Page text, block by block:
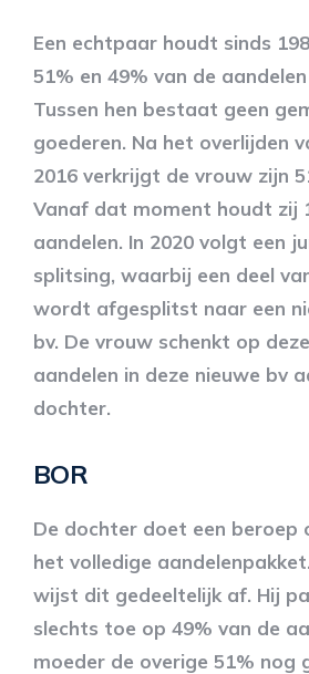
Een echtpaar houdt sinds
51% en 49% van de
Tussen hen bestaat geen
goederen. Na het overlijden
2016 verkrijgt de vrouw zijn
Vanaf dat moment houdt zij
aandelen. In 2020 volgt een
splitsing, waarbij een deel
wordt afgesplitst naar een
bv. De vrouw schenkt op
aandelen in deze nieuwe bv
dochter.
BOR
De dochter doet een beroep
het volledige
wijst dit gedeeltelijk af. Hij
slechts toe op 49% van de
moeder de overige 51% nog